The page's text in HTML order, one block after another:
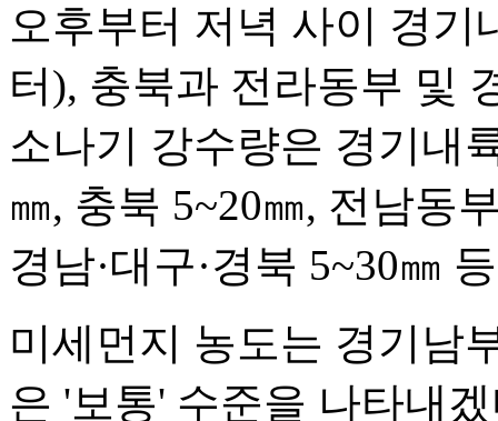
오후부터 저녁 사이 경기
터), 충북과 전라동부 및
소나기 강수량은 경기내
㎜, 충북 5~20㎜, 전남동
경남·대구·경북 5~30㎜
미세먼지 농도는 경기남
은 '보통' 수준을 나타내